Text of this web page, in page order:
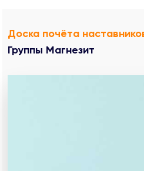
Доска почёта
Группы Магнезит